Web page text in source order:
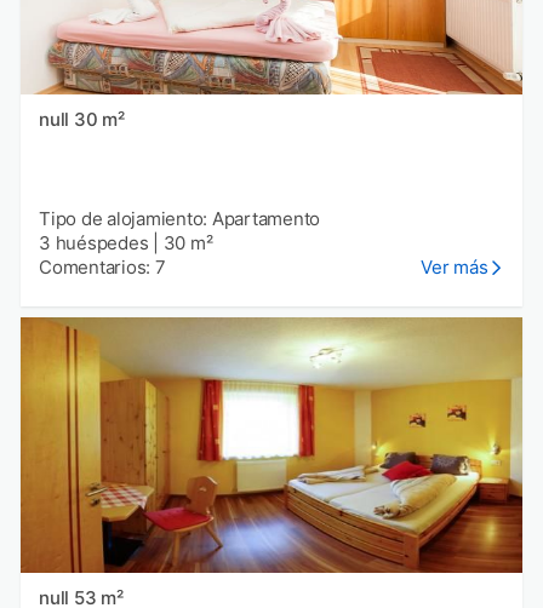
null 30 m²
Tipo de alojamiento: Apartamento
3 huéspedes
30 m²
Comentarios: 7
Ver más
null 53 m²